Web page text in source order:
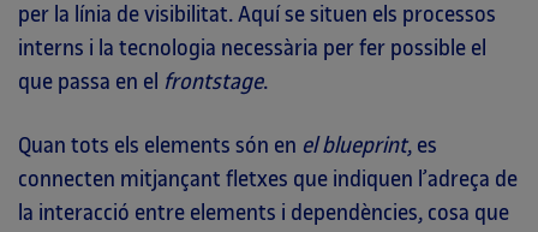
per la línia de visibilitat. Aquí se situen els processos
interns i la tecnologia necessària per fer possible el
que passa en el frontstage.
Quan tots els elements són en el blueprint, es
connecten mitjançant fletxes que indiquen l’adreça de
la interacció entre elements i dependències, cosa que